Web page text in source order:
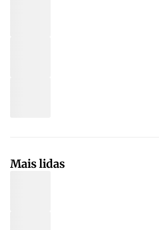
Mais lidas